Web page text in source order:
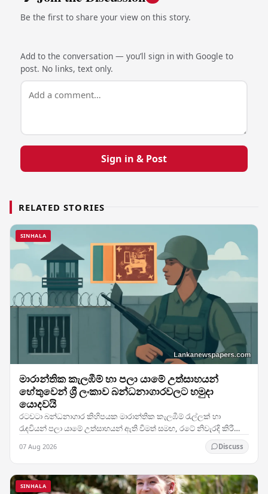
Be the first to share your view on this story.
Add to the conversation — you’ll sign in with Google to
post. No links, text only.
Sign in & Post
RELATED STORIES
SINHALA
මාරාන්තික කැලඹීම් හා පලා යාමේ උත්සාහයන්
හේතුවෙන් ශ්‍රී ලංකාව බන්ධනාගාරවලට හමුදා
යොදවයි
රටවටා බන්ධනාගාර කිහිපයක මාරාන්තික කැලඹීම් රැල්ලක් හා
රැඳවියන් පලා යාමේ උත්සාහයන් ඇති වීමත් සමඟ, රටේ නිවැරදි කිරීමේ
07 Aug 2026 Discuss
SINHALA